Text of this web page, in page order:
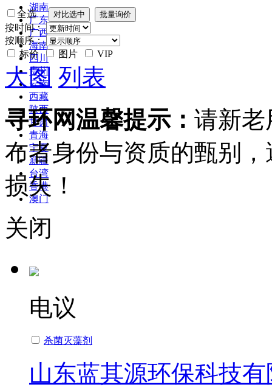
湖南
广东
广西
海南
四川
贵州
云南
西藏
陕西
甘肃
青海
宁夏
新疆
台湾
香港
澳门
全选
按时间：
按顺序：
标价
图片 VIP
大图 列表
寻环网温馨提示： 请新老
布者身份与资质的甄别
损失！
关闭
电议
杀菌灭藻剂
山东蓝其源环保科技